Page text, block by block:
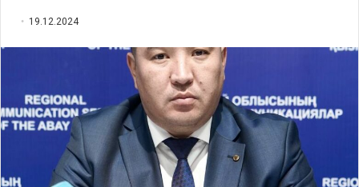
19.12.2024